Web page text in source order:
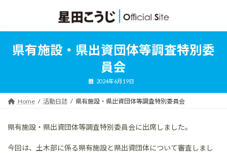
ン
ー
県有施設・県出資団体等調査特別委
員会
2024年6月19日
Home 活動日誌 県有施設・県出資団体等調査特別委員会
県有施設・県出資団体等調査特別委員会に出席しました。
今回は、土木部に係る県有施設と県出資団体について審査しまし